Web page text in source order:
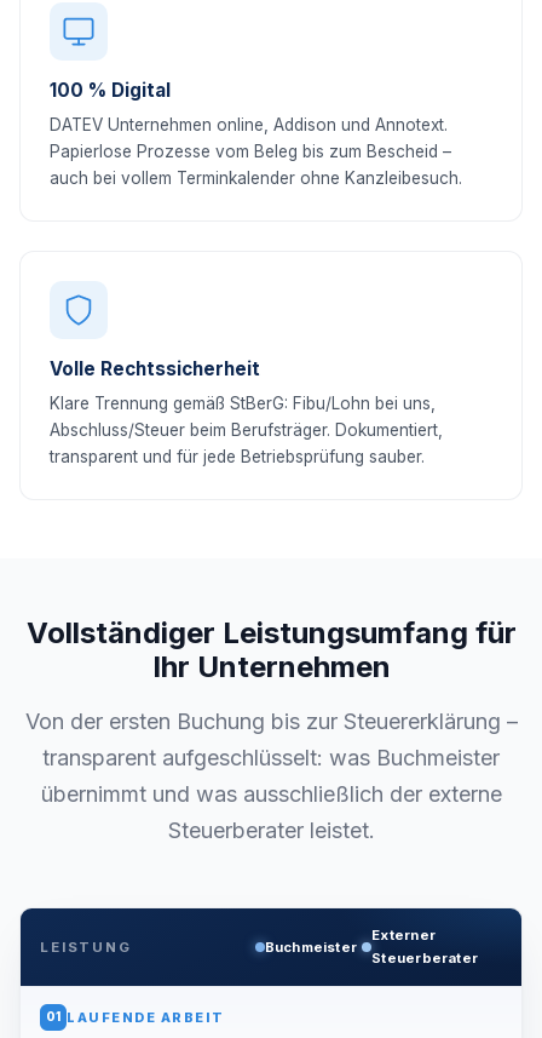
100 % Digital
DATEV Unternehmen online, Addison und Annotext.
Papierlose Prozesse vom Beleg bis zum Bescheid –
auch bei vollem Terminkalender ohne Kanzleibesuch.
Volle Rechtssicherheit
Klare Trennung gemäß StBerG: Fibu/Lohn bei uns,
Abschluss/Steuer beim Berufsträger. Dokumentiert,
transparent und für jede Betriebsprüfung sauber.
Vollständiger Leistungsumfang für
Ihr Unternehmen
Von der ersten Buchung bis zur Steuererklärung –
transparent aufgeschlüsselt: was Buchmeister
übernimmt und was ausschließlich der externe
Steuerberater leistet.
LEISTUNG Buchmeister
Externer
Steuerberater
01 LAUFENDE ARBEIT